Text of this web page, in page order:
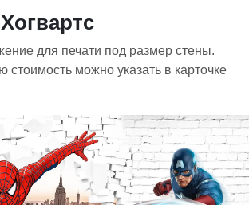
для печати под размер стены.
стоимость можно указать в карточке